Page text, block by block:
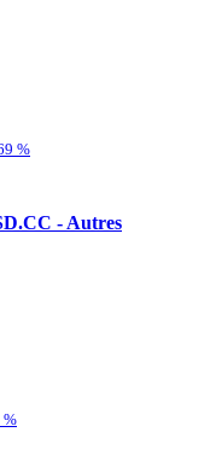
%
- Autres
%